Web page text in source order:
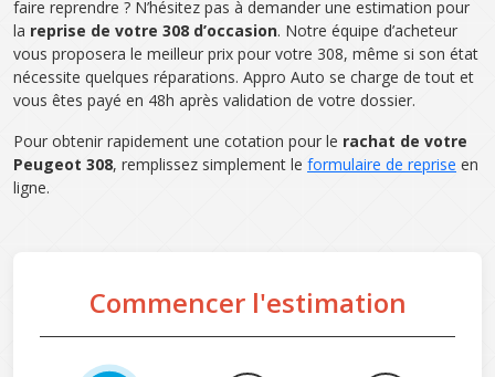
faire reprendre ? N’hésitez pas à demander une estimation pour
la reprise de votre 308 d’occasion. Notre équipe d’acheteur
vous proposera le meilleur prix pour votre 308, même si son état
nécessite quelques réparations. Appro Auto se charge de tout et
vous êtes payé en 48h après validation de votre dossier.
Pour obtenir rapidement une cotation pour le rachat de votre
Peugeot 308, remplissez simplement le formulaire de reprise en
ligne.
Commencer l'estimation